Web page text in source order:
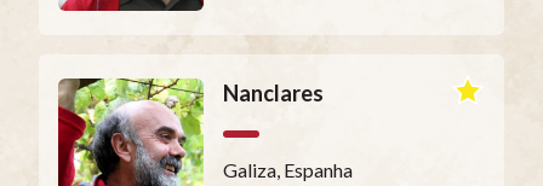
Nanclares
Galiza, Espanha